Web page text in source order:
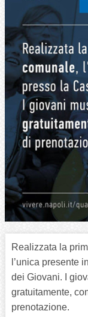
Realizzata la
l’unica presente
dei Giovani. I
gratuitamente,
prenotazione.